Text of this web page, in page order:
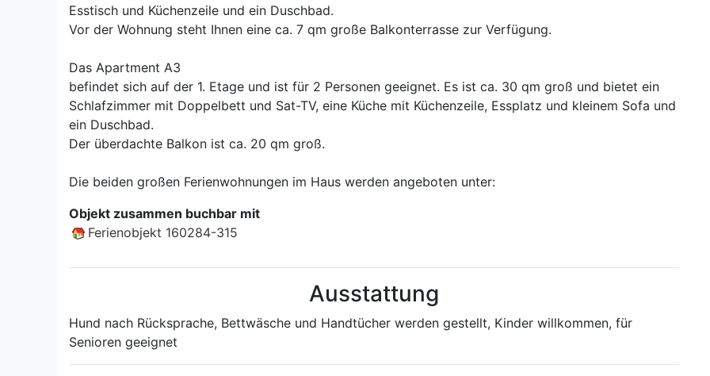
Esstisch und Küchenzeile und ein Duschbad.
Vor der Wohnung steht Ihnen eine ca. 7 qm große Balkonterrasse zur Verfügung.
Das Apartment A3
befindet sich auf der 1. Etage und ist für 2 Personen geeignet. Es ist ca. 30 qm groß und bietet ein
Schlafzimmer mit Doppelbett und Sat-TV, eine Küche mit Küchenzeile, Essplatz und kleinem Sofa und
ein Duschbad.
Der überdachte Balkon ist ca. 20 qm groß.
Die beiden großen Ferienwohnungen im Haus werden angeboten unter:
Objekt zusammen buchbar mit
Ferienobjekt 160284-315
Ausstattung
Hund nach Rücksprache, Bettwäsche und Handtücher werden gestellt, Kinder willkommen, für
Senioren geeignet